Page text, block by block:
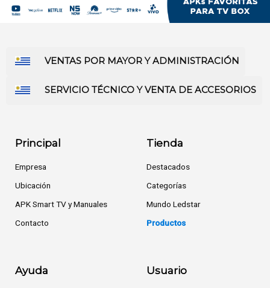
VENTAS POR MAYOR Y ADMINISTRACIÓN
SERVICIO TÉCNICO Y VENTA DE ACCESORIOS
Principal
Empresa
Ubicación
APK Smart TV y Manuales
Contacto
Tienda
Destacados
Categorías
Mundo Ledstar
Productos
Ayuda Usuario